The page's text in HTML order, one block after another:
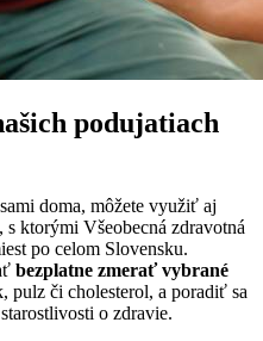
podujatiach
doma, môžete využiť aj
, s ktorými Všeobecná zdravotná
po celom Slovensku.
bezplatne zmerať vybrané
pulz či cholesterol, a poradiť sa
o zdravie.